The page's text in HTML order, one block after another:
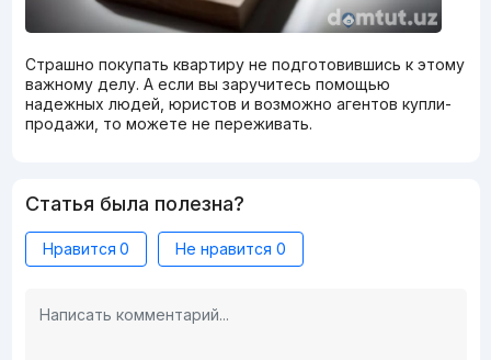
Страшно покупать квартиру не подготовившись к этому
важному делу. А если вы заручитесь помощью
надежных людей, юристов и возможно агентов купли-
продажи, то можете не переживать.
Статья была полезна?
Нравится 0 Не нравится 0